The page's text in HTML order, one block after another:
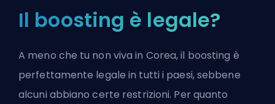
Il boosting è legale?
A meno che tu non viva in Corea, il boosting è
perfettamente legale in tutti i paesi, sebbene
alcuni abbiano certe restrizioni. Per quanto